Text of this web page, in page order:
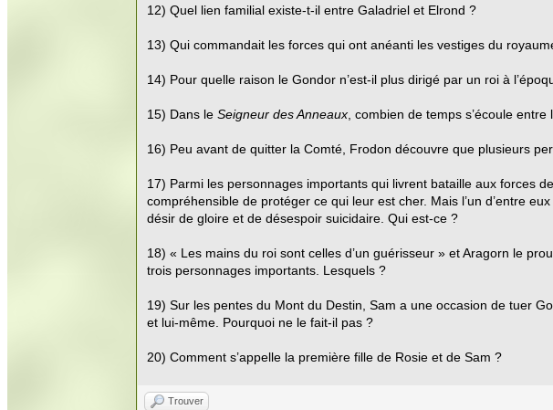
12) Quel lien familial existe-t-il entre Galadriel et Elrond ?
13) Qui commandait les forces qui ont anéanti les vestiges du
14) Pour quelle raison le Gondor n’est-il plus dirigé par un roi à
15) Dans le Seigneur des Anneaux, combien de temps s’écoule
16) Peu avant de quitter la Comté, Frodon découvre que plusieurs
17) Parmi les personnages importants qui livrent bataille aux forces
compréhensible de protéger ce qui leur est cher. Mais l’un d’entre
désir de gloire et de désespoir suicidaire. Qui est-ce ?
18) « Les mains du roi sont celles d’un guérisseur » et Aragorn le
trois personnages importants. Lesquels ?
19) Sur les pentes du Mont du Destin, Sam a une occasion de tuer
et lui-même. Pourquoi ne le fait-il pas ?
20) Comment s’appelle la première fille de Rosie et de Sam ?
Trouver